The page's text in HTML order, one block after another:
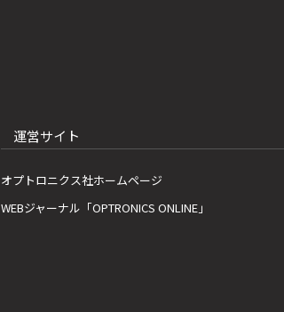
運営サイト
オプトロニクス社ホームページ
WEBジャーナル「OPTRONICS ONLINE」